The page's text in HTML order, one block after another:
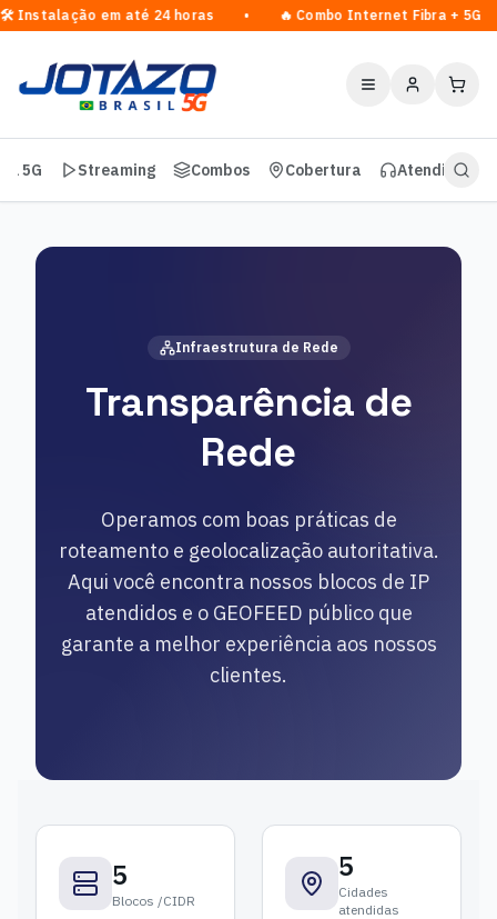
Instalação em até 24 horas • 🔥 Combo Internet Fibra
5G Streaming Combos Cobertura Atendimento
Infraestrutura de Rede
Transparência de
Rede
Operamos com boas práticas de
roteamento e geolocalização autoritativa.
Aqui você encontra nossos blocos de IP
atendidos e o GEOFEED público que
garante a melhor experiência aos nossos
clientes.
5
Blocos /CIDR
5
Cidades
atendidas